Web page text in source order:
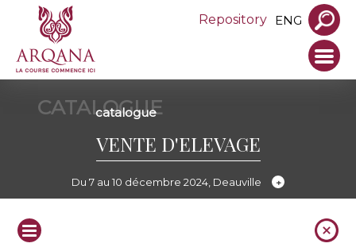
Repository ENG
CATALOGUE
catalogue
VENTE D'ELEVAGE
Du 7 au 10 décembre 2024, Deauville